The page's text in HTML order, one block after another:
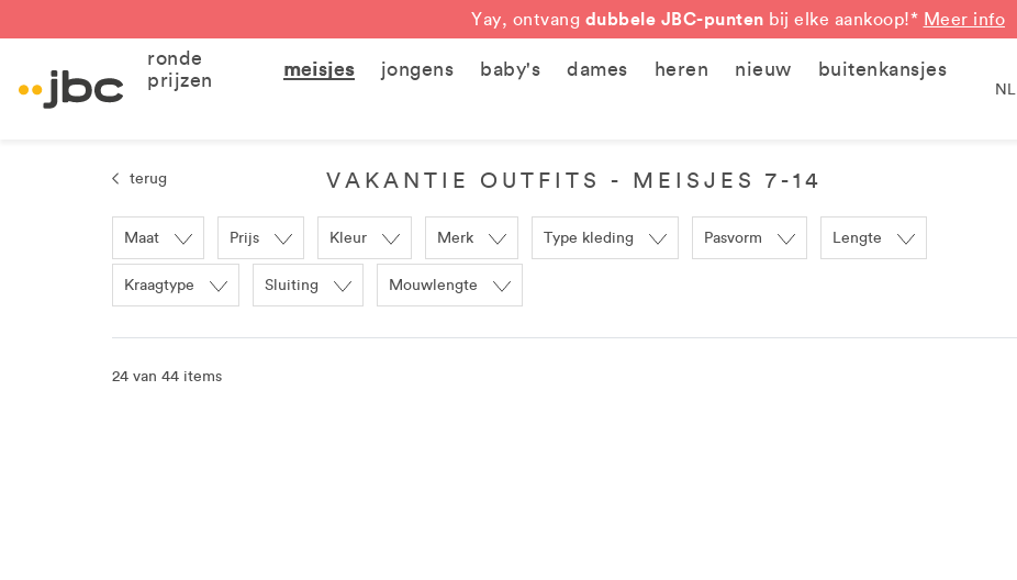
Yay, ontvang dubbele JBC-punten bij elke aankoop!* Meer info
ronde
prijzen
meisjes jongens baby's dames heren nieuw buitenkansjes
NL
terug VAKANTIE OUTFITS - MEISJES 7-14
Maat Prijs Kleur Merk Type kleding Pasvorm Lengte
Kraagtype Sluiting Mouwlengte
24 van 44 items